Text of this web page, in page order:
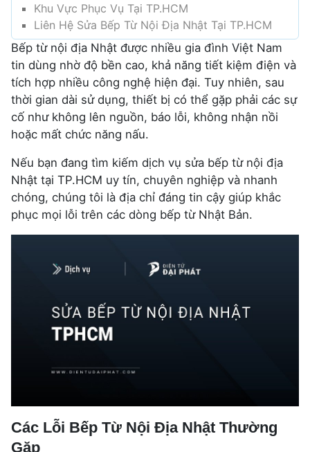
Khu Vực Phục Vụ Tại TP.HCM
Liên Hệ Sửa Bếp Từ Nội Địa Nhật Tại TP.HCM
Bếp từ nội địa Nhật được nhiều gia đình Việt Nam
tin dùng nhờ độ bền cao, khả năng tiết kiệm điện và
tích hợp nhiều công nghệ hiện đại. Tuy nhiên, sau
thời gian dài sử dụng, thiết bị có thể gặp phải các sự
cố như không lên nguồn, báo lỗi, không nhận nồi
hoặc mất chức năng nấu.
Nếu bạn đang tìm kiếm dịch vụ sửa bếp từ nội địa
Nhật tại TP.HCM uy tín, chuyên nghiệp và nhanh
chóng, chúng tôi là địa chỉ đáng tin cậy giúp khắc
phục mọi lỗi trên các dòng bếp từ Nhật Bản.
Các Lỗi Bếp Từ Nội Địa Nhật Thường
Gặp